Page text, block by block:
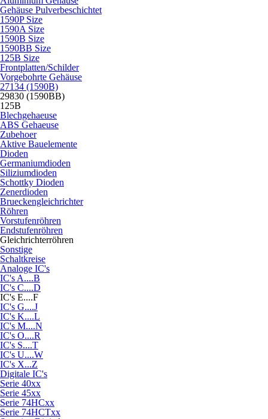
Gehäuse Pulverbeschichtet
1590P Size
1590A Size
1590B Size
1590BB Size
125B Size
Frontplatten/Schilder
Vorgebohrte Gehäuse
27134 (1590B)
29830 (1590BB)
125B
Blechgehaeuse
ABS Gehaeuse
Zubehoer
Aktive Bauelemente
Dioden
Germaniumdioden
Siliziumdioden
Schottky Dioden
Zenerdioden
Brueckengleichrichter
Röhren
Vorstufenröhren
Endstufenröhren
Gleichrichterröhren
Sonstige
Schaltkreise
Analoge IC's
IC's A....B
IC's C....D
IC's E....F
IC's G....J
IC's K....L
IC's M....N
IC's O....R
IC's S....T
IC's U....W
IC's X...Z
Digitale IC's
Serie 40xx
Serie 45xx
Serie 74HCxx
Serie 74HCTxx